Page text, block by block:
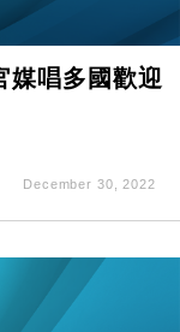
媒唱多國歡迎
December 30, 2022